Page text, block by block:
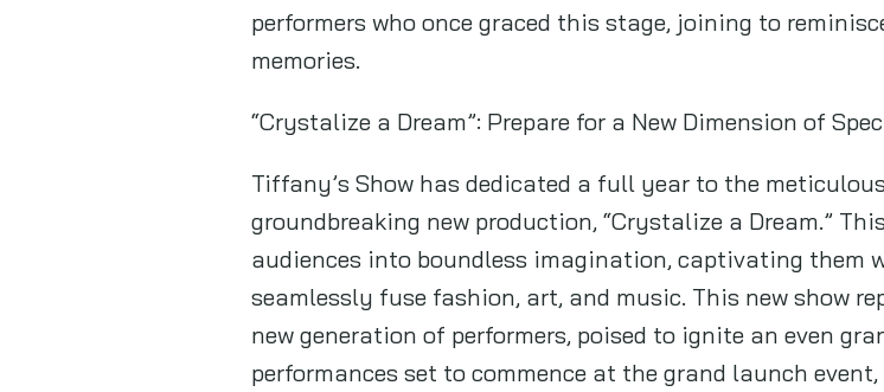
performers who once graced this stage, joining to
memories.
“Crystalize a Dream”: Prepare for a New Dimension of
Tiffany’s Show has dedicated a full year to the
groundbreaking new production, “Crystalize a Dream.”
audiences into boundless imagination, captivating them
seamlessly fuse fashion, art, and music. This new show
new generation of performers, poised to ignite an even
performances set to commence at the grand launch event,